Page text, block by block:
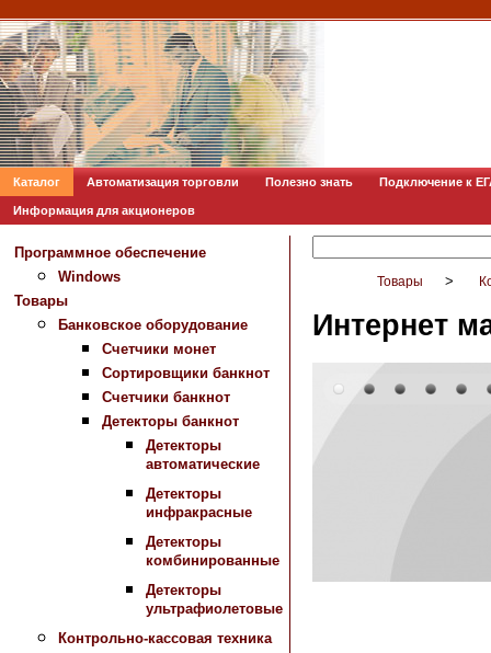
Каталог Автоматизация торговли Полезно знать Подключение к
Информация для акционеров
Программное обеспечение
Windows
Товары
Банковское оборудование
Счетчики монет
Сортировщики банкнот
Счетчики банкнот
Детекторы банкнот
Детекторы
автоматические
Детекторы
инфракрасные
Детекторы
комбинированные
Детекторы
ультрафиолетовые
Контрольно-кассовая техника
Товары >
Интернет